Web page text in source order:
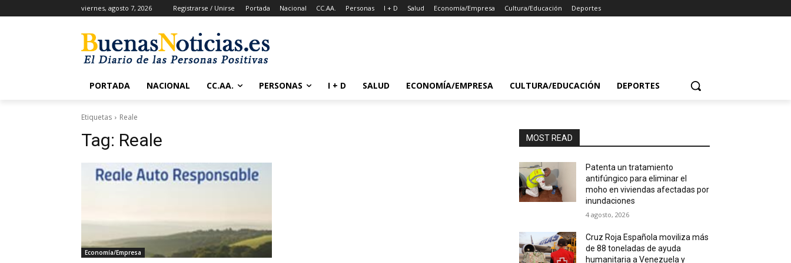
viernes, agosto 7, 2026 Registrarse / Unirse Portada Nacional CC.AA. Personas I + D Salud Economía/Empresa Cultura/Educación Deportes
PORTADA NACIONAL CC.AA. PERSONAS I + D SALUD ECONOMÍA/EMPRESA CULTURA/EDUCACIÓN DEPORTES
Etiquetas Reale
Tag: Reale
Economía/Empresa
MOST READ
Patenta un tratamiento
antifúngico para eliminar el
moho en viviendas afectadas por
inundaciones
4 agosto, 2026
Cruz Roja Española moviliza más
de 88 toneladas de ayuda
humanitaria a Venezuela y